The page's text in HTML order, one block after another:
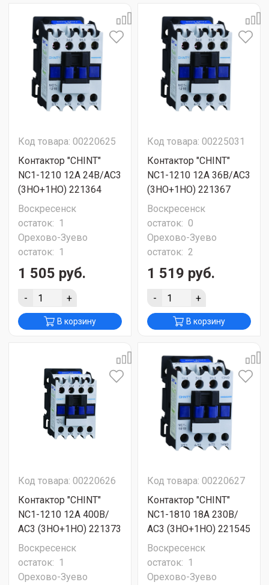
Код товара: 00220625
Контактор "CHINT"
NC1-1210 12А 24В/АС3
(3НО+1НО) 221364
Воскресенск
остаток: 1
Орехово-Зуево
остаток: 1
1 505 руб.
- +
В корзину
Код товара: 00225031
Контактор "CHINT"
NC1-1210 12А 36В/АС3
(3НО+1НО) 221367
Воскресенск
остаток: 0
Орехово-Зуево
остаток: 2
1 519 руб.
- +
В корзину
Код товара: 00220626
Контактор "CHINT"
NC1-1210 12А 400В/
АС3 (3НО+1НО) 221373
Воскресенск
остаток: 1
Орехово-Зуево
Код товара: 00220627
Контактор "CHINT"
NC1-1810 18А 230В/
АС3 (3НО+1НО) 221545
Воскресенск
остаток: 1
Орехово-Зуево